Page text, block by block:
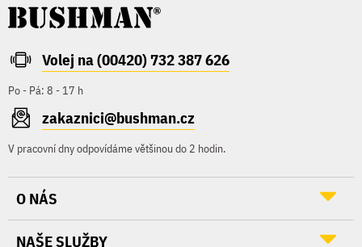
Volej na (00420) 732 387 626
Po - Pá: 8 - 17 h
zakaznici@bushman.cz
V pracovní dny odpovídáme většinou do 2 hodin.
O NÁS
NAŠE SLUŽBY